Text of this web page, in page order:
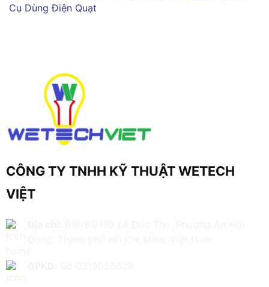
Cụ Dùng Điện Quạt
CÔNG TY TNHH KỸ THUẬT WETECH
VIỆT